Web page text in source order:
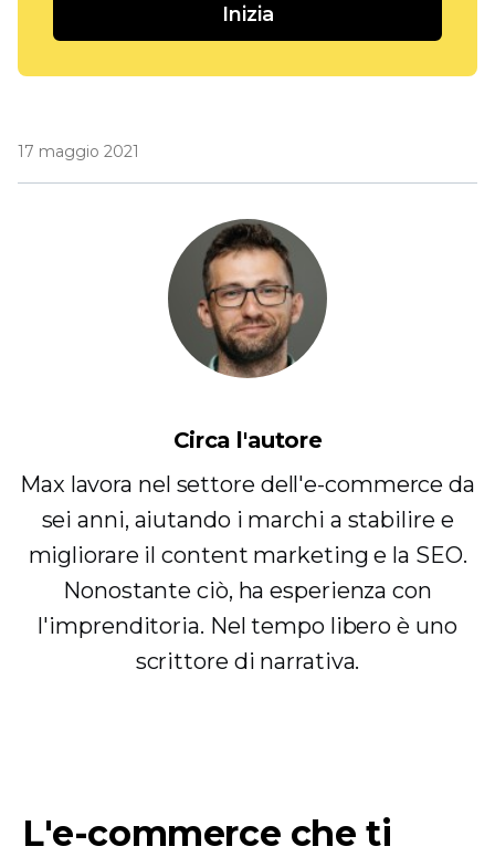
Inizia
17 maggio 2021
Circa l'autore
Max lavora nel settore dell'e-commerce da
sei anni, aiutando i marchi a stabilire e
migliorare il content marketing e la SEO.
Nonostante ciò, ha esperienza con
l'imprenditoria. Nel tempo libero è uno
scrittore di narrativa.
L'e-commerce che ti